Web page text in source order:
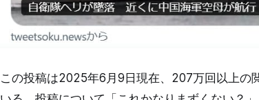
この投稿は2025年6月9日現在、207万回以上の